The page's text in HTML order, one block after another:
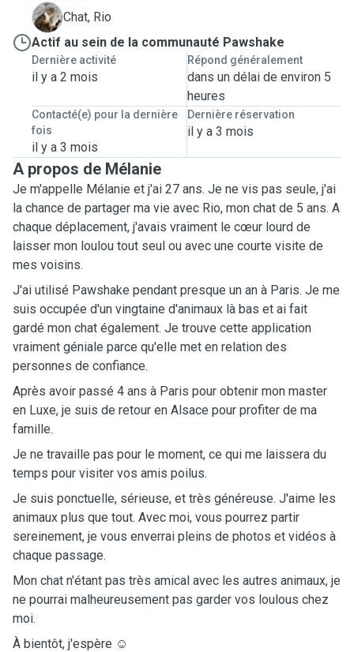
R
Chat, Rio
Actif au sein de la communauté Pawshake
Dernière activité
il y a 2 mois
Répond généralement
dans un délai de environ 5
heures
Contacté(e) pour la dernière
fois
il y a 3 mois
Dernière réservation
il y a 3 mois
A propos de Mélanie
Je m'appelle Mélanie et j'ai 27 ans. Je ne vis pas seule, j'ai
la chance de partager ma vie avec Rio, mon chat de 5 ans. A
chaque déplacement, j'avais vraiment le cœur lourd de
laisser mon loulou tout seul ou avec une courte visite de
mes voisins.
J'ai utilisé Pawshake pendant presque un an à Paris. Je me
suis occupée d'un vingtaine d'animaux là bas et ai fait
gardé mon chat également. Je trouve cette application
vraiment géniale parce qu'elle met en relation des
personnes de confiance.
Après avoir passé 4 ans à Paris pour obtenir mon master
en Luxe, je suis de retour en Alsace pour profiter de ma
famille.
Je ne travaille pas pour le moment, ce qui me laissera du
temps pour visiter vos amis poilus.
Je suis ponctuelle, sérieuse, et très généreuse. J'aime les
animaux plus que tout. Avec moi, vous pourrez partir
sereinement, je vous enverrai pleins de photos et vidéos à
chaque passage.
Mon chat n'étant pas très amical avec les autres animaux, je
ne pourrai malheureusement pas garder vos loulous chez
moi.
À bientôt, j'espère ☺️